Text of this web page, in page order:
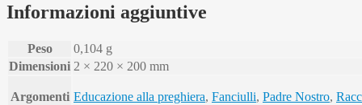
Informazioni aggiuntive
Peso
0,104 g
Dimensioni 2 × 220 × 200 mm
Argomenti Educazione alla preghiera, Fanciulli, Padre Nostro,